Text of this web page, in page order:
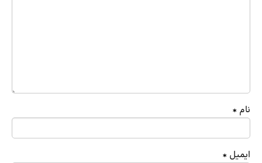
نام *
ایمیل *